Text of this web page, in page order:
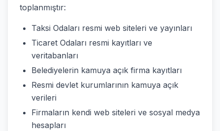
toplanmıştır:
Taksi Odaları resmi web siteleri ve yayınları
Ticaret Odaları resmi kayıtları ve
veritabanları
Belediyelerin kamuya açık firma kayıtları
Resmi devlet kurumlarının kamuya açık
verileri
Firmaların kendi web siteleri ve sosyal medya
hesapları